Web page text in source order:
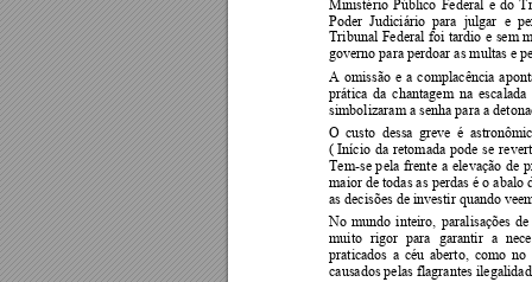
Poder  Judiciário  para  julgar e
Tribunal Federal foi tardio e sem
governo para perdoar as multas e
A omissão e a complacência
prática da chantagem na escalada
simbolizaram a senha para a
O custo dessa greve é
( Início da retomada pode se
Tem-se pela frente a elevação de
maior de todas as perdas é o abalo
as decisões de investir quando
No mundo inteiro, paralisações
muito rigor para garantir a ne
praticados a céu aberto, como no
causados pelas flagrantes